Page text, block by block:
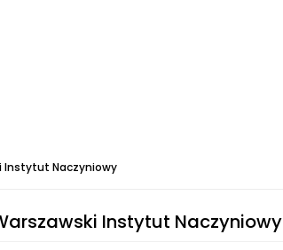
Instytut Naczyniowy
Instytut Naczyniowy